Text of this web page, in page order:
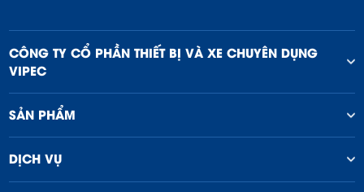
CÔNG TY CỔ PHẦN THIẾT BỊ VÀ XE CHUYÊN DỤNG
VIPEC
SẢN PHẨM
DỊCH VỤ